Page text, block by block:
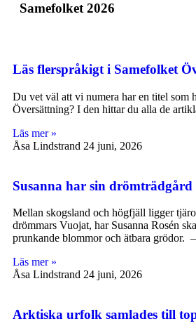
Samefolket 2026
Läs flerspråkigt i Samefolket
Du vet väl att vi numera har en titel som
Översättning? I den hittar du alla de
Läs mer »
Åsa Lindstrand 24 juni, 2026
Susanna har sin
Mellan skogsland och högfjäll ligger
drömmars Vuojat, har Susanna Rosén
prunkande blommor och ätbara grödor. –
Läs mer »
Åsa Lindstrand 24 juni, 2026
Arktiska urfolk samlades till